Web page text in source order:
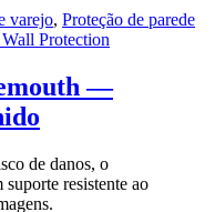
varejo, Proteção de parede
Protection
—
de danos, o
resistente ao